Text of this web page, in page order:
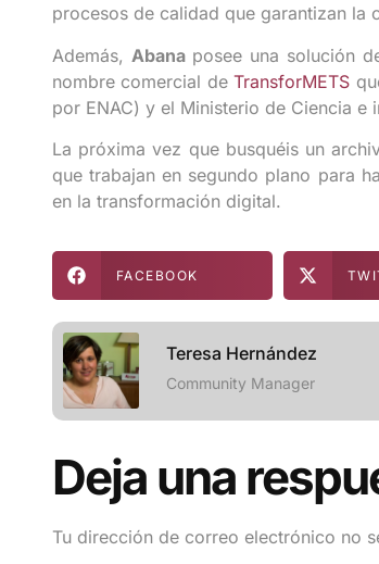
procesos de calidad que garantizan la
Además, Abanaposee una solución
nombre comercial deTransforMETS
por ENAC) y el Ministerio de Ciencia e
La próxima vez que busquéis un
que trabajan en segundo plano para
en la transformación digital.
FACEBOOK
Teresa Hernández
Community Manager
Deja una
Tu dirección de correo electrónico no